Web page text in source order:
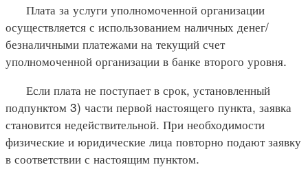
Плата за услуги уполномоченной организации
осуществляется с использованием наличных денег/
безналичными платежами на текущий счет
уполномоченной организации в банке второго уровня.
Если плата не поступает в срок, установленный
подпунктом 3) части первой настоящего пункта, заявка
становится недействительной. При необходимости
физические и юридические лица повторно подают заявку
в соответствии с настоящим пунктом.